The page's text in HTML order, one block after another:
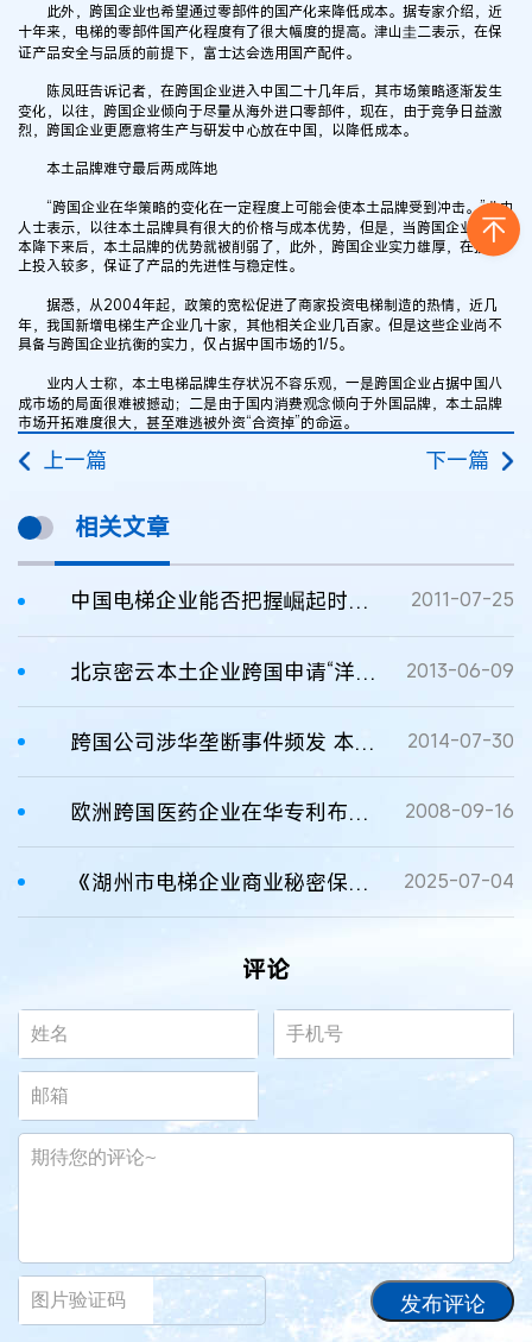
此外，跨国企业也希望通过零部件的国产化来降低成本。据专家介绍，近
十年来，电梯的零部件国产化程度有了很大幅度的提高。津山圭二表示，在保
证产品安全与品质的前提下，富士达会选用国产配件。
陈凤旺告诉记者，在跨国企业进入中国二十几年后，其市场策略逐渐发生
变化，以往，跨国企业倾向于尽量从海外进口零部件，现在，由于竞争日益激
烈，跨国企业更愿意将生产与研发中心放在中国，以降低成本。
本土品牌难守最后两成阵地
“跨国企业在华策略的变化在一定程度上可能会使本土品牌受到冲击。”业内
人士表示，以往本土品牌具有很大的价格与成本优势，但是，当跨国企业将成
本降下来后，本土品牌的优势就被削弱了，此外，跨国企业实力雄厚，在技术
上投入较多，保证了产品的先进性与稳定性。
据悉，从2004年起，政策的宽松促进了商家投资电梯制造的热情，近几
年，我国新增电梯生产企业几十家，其他相关企业几百家。但是这些企业尚不
具备与跨国企业抗衡的实力，仅占据中国市场的1/5。
业内人士称，本土电梯品牌生存状况不容乐观，一是跨国企业占据中国八
成市场的局面很难被撼动；二是由于国内消费观念倾向于外国品牌，本土品牌
市场开拓难度很大，甚至难逃被外资“合资掉”的命运。
上一篇 下一篇
相关文章
中国电梯企业能否把握崛起时机？ 2011-07-25
北京密云本土企业跨国申请“洋专利” 2013-06-09
跨国公司涉华垄断事件频发 本土企业“很受伤” 2014-07-30
欧洲跨国医药企业在华专利布局状况及发展趋势 2008-09-16
《湖州市电梯企业商业秘密保护指引》发布 2025-07-04
评论
发布评论